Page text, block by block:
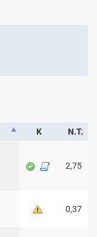
Κ Ν.Τ.
2,75
0,37